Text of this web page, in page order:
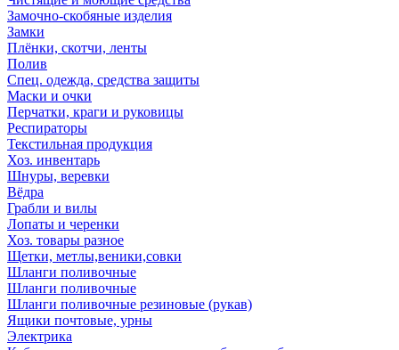
Замочно-скобяные изделия
Замки
Плёнки, скотчи, ленты
Полив
Спец. одежда, средства защиты
Маски и очки
Перчатки, краги и руковицы
Респираторы
Текстильная продукция
Хоз. инвентарь
Шнуры, веревки
Вёдра
Грабли и вилы
Лопаты и черенки
Хоз. товары разное
Щетки, метлы,веники,совки
Шланги поливочные
Шланги поливочные
Шланги поливочные резиновые (рукав)
Ящики почтовые, урны
Электрика